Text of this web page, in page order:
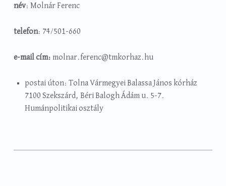
név: Molnár Ferenc
telefon: 74/501-660
e-mail cím: molnar.ferenc@tmkorhaz.hu
postai úton: Tolna Vármegyei Balassa János kórház
7100 Szekszárd, Béri Balogh Ádám u. 5-7.
Humánpolitikai osztály